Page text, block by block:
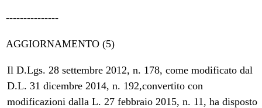
---------------
AGGIORNAMENTO (5)
Il D.Lgs. 28 settembre 2012, n. 178, come modificato dal
D.L. 31 dicembre 2014, n. 192,convertito con
modificazioni dalla L. 27 febbraio 2015, n. 11, ha disposto